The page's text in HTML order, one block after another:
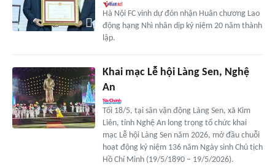
Hà Nội FC vinh dự đón nhận Huân chương Lao
động hạng Nhì nhân dịp kỷ niệm 20 năm thành
lập.
Khai mạc Lễ hội Làng Sen, Nghệ
An
Tối 18/5, tại sân vận động Làng Sen, xã Kim
Liên, tỉnh Nghệ An long trọng tổ chức khai
mạc Lễ hội Làng Sen năm 2026, mở đầu chuỗi
hoạt động kỷ niệm 136 năm Ngày sinh Chủ tịch
Hồ Chí Minh (19/5/1890 – 19/5/2026).